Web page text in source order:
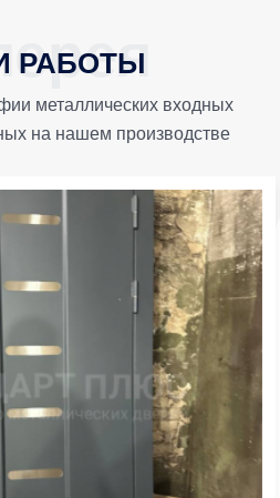
РАБОТЫ
металлических входных
на нашем производстве